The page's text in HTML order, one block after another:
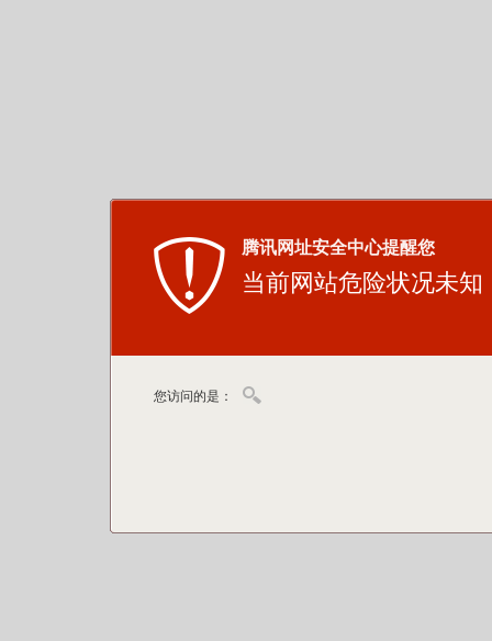
腾讯网址安全中心提醒您
当前网站危险状况未知
您访问的是：